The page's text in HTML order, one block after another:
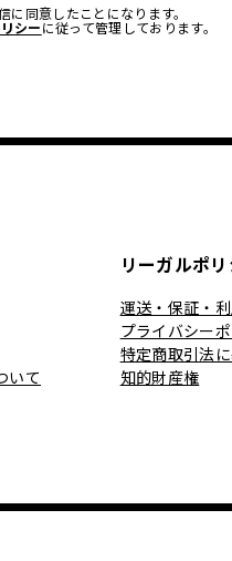
同意したことになります。
シー に従って管理しております。
いて
リーガルポリ
運送・保証・
プライバシー
特定商取引法
知的財産権